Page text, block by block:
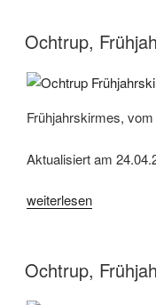
Ochtrup,
Frühjahrskirmes,
Aktualisiert am
„Ochtrup,
weiterlesen
Ochtrup,